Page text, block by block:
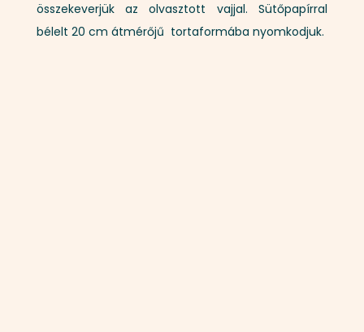
összekeverjük az olvasztott vajjal. Sütőpapírral
bélelt 20 cm átmérőjű tortaformába nyomkodjuk.